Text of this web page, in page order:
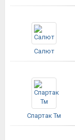
Салют
Спартак Тм